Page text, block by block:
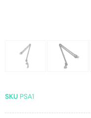
SKU PSA1